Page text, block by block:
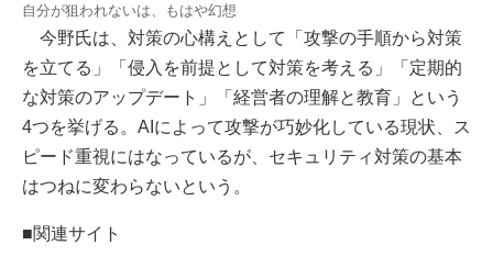
自分が狙われないは、もはや幻想
今野氏は、対策の心構えとして「攻撃の手順から対策
を立てる」「侵入を前提として対策を考える」「定期的
な対策のアップデート」「経営者の理解と教育」という
4つを挙げる。AIによって攻撃が巧妙化している現状、ス
ピード重視にはなっているが、セキュリティ対策の基本
はつねに変わらないという。
■関連サイト